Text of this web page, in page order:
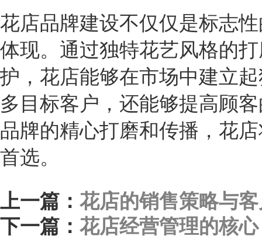
花店品牌建设不仅仅是标志
体现。通过独特花艺风格的
护，花店能够在市场中建立
多目标客户，还能够提高顾
品牌的精心打磨和传播，花
首选。
上一篇： 花店的销售策略与
下一篇： 花店经营管理的核